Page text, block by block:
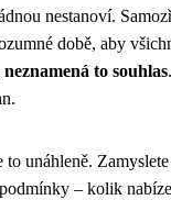
nestanoví.
době, aby
to souhlas
unáhleně.
– kolik